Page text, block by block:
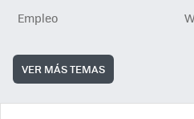
Empleo
VER MÁS TEMAS